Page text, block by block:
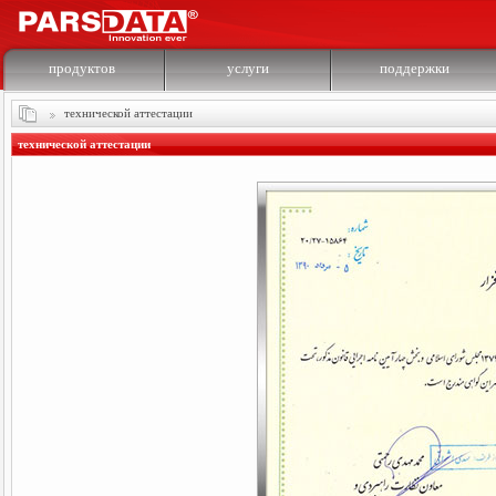
продуктов услуги поддержки
технической аттестации
технической аттестации